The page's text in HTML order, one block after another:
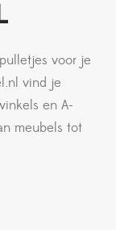
voor je
vind je
en A-
meubels tot